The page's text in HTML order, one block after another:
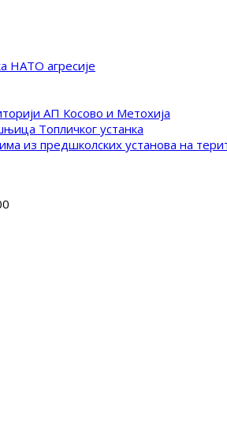
НАТО агресије
АП Косово и Метохија
Топличког устанка
из предшколских установа на